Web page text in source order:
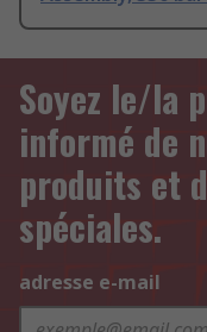
Soyez le/la
informé de
produits et
spéciales.
adresse e-mail